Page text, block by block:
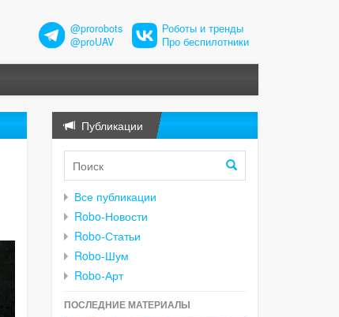
@prorobots
@proUAV
Роботы и тренды
Про беспилотники
Публикации
Все публикации
Robo-Новости
Robo-Статьи
Robo-Шум
Robo-Арт
ПОСЛЕДНИЕ МАТЕРИАЛЫ